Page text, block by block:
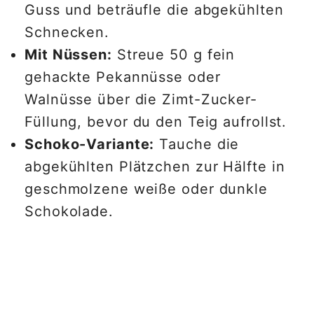
Guss und beträufle die abgekühlten
Schnecken.
Mit Nüssen: Streue 50 g fein
gehackte Pekannüsse oder
Walnüsse über die Zimt-Zucker-
Füllung, bevor du den Teig aufrollst.
Schoko-Variante: Tauche die
abgekühlten Plätzchen zur Hälfte in
geschmolzene weiße oder dunkle
Schokolade.